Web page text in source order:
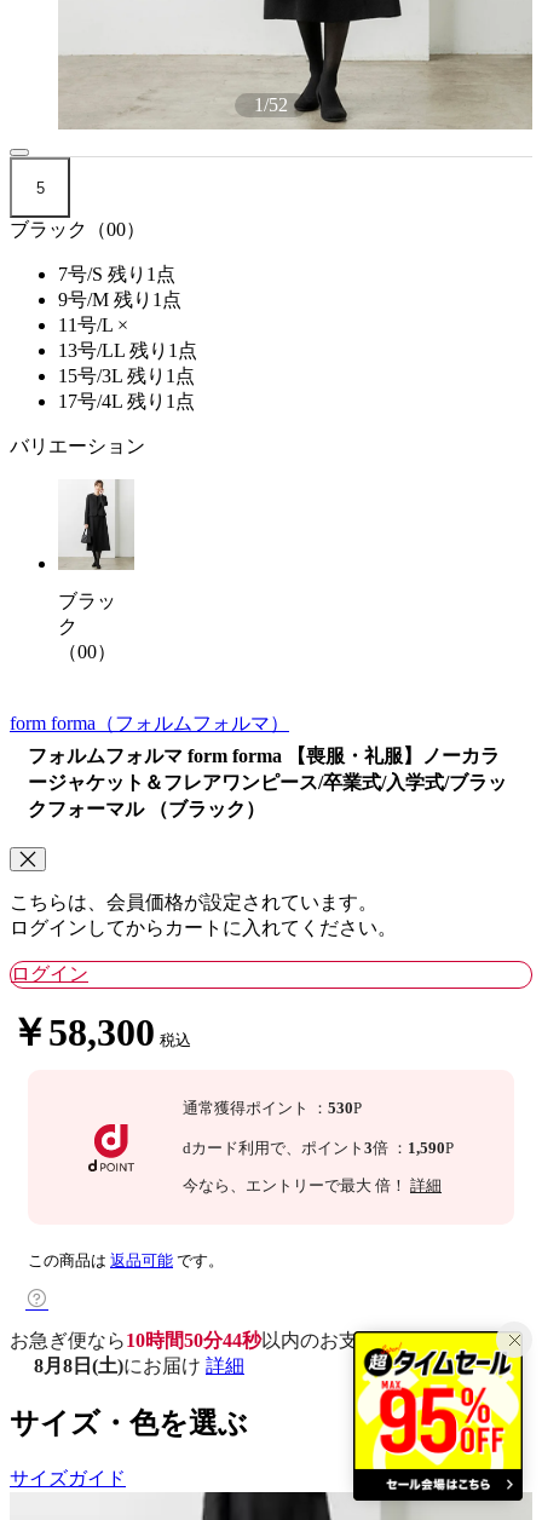
1/52
5
ブラック（00）
7号/S 残り1点
9号/M 残り1点
11号/L ×
13号/LL 残り1点
15号/3L 残り1点
17号/4L 残り1点
バリエーション
ブラッ
ク
（00）
form forma （フォルムフォルマ）
フォルムフォルマ form forma 【喪服・礼服】ノーカラ
ージャケット＆フレアワンピース/卒業式/入学式/ブラッ
クフォーマル （ブラック）
こちらは、会員価格が設定されています。
ログインしてからカートに入れてください。
ログイン
￥58,300 税込
通常獲得ポイント ： 530P
dカード利用で、 ポイント 3倍 ： 1,590P
今なら 、エントリーで最大 倍！ 詳細
この商品は 返品可能 です。
お急ぎ便なら10時間50分43秒以内のお支払いで
8月8日(土)にお届け 詳細
サイズ・色を選ぶ
サイズガイド